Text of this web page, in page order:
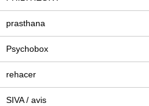
prasthana
Psychobox
rehacer
SIVA / avis